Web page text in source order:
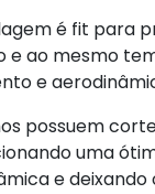
é fit para
e ao mesmo
e
possuem
uma
e